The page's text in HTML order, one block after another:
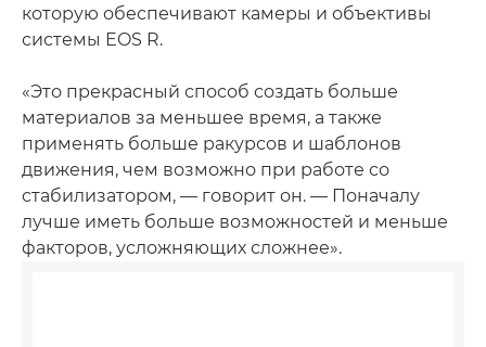
которую обеспечивают камеры и объективы
системы EOS R.
«Это прекрасный способ создать больше
материалов за меньшее время, а также
применять больше ракурсов и шаблонов
движения, чем возможно при работе со
стабилизатором, — говорит он. — Поначалу
лучше иметь больше возможностей и меньше
факторов, усложняющих сложнее».